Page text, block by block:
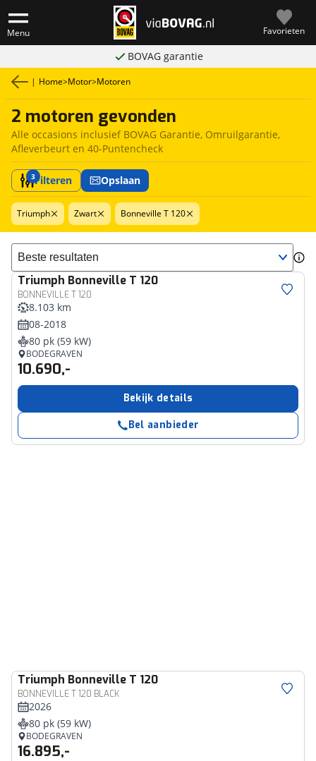
Menu Favorieten
BOVAG garantie
| Home>Motor>Motoren
2 motoren gevonden
Alle occasions inclusief BOVAG Garantie, Omruilgarantie,
Afleverbeurt en 40-Puntencheck
3Filteren Opslaan
Triumph Zwart Bonneville T 120
Sorteer resultaten
Triumph Bonneville T 120
BONNEVILLE T 120
8.103 km
08-2018
80 pk (59 kW)
BODEGRAVEN
10.690,-
Bekijk details
Bel aanbieder
Triumph Bonneville T 120
BONNEVILLE T 120 BLACK
2026
80 pk (59 kW)
BODEGRAVEN
16.895,-